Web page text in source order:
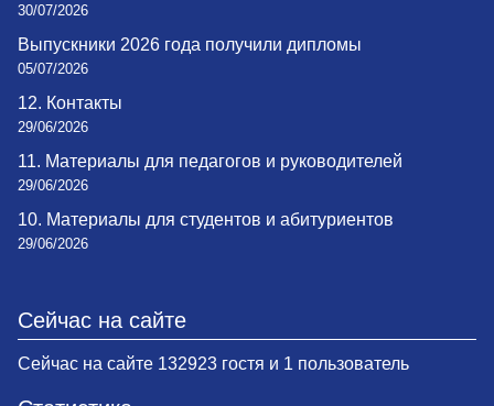
30/07/2026
Выпускники 2026 года получили дипломы
05/07/2026
12. Контакты
29/06/2026
11. Материалы для педагогов и руководителей
29/06/2026
10. Материалы для студентов и абитуриентов
29/06/2026
Сейчас на сайте
Сейчас на сайте 132923 гостя и 1 пользователь